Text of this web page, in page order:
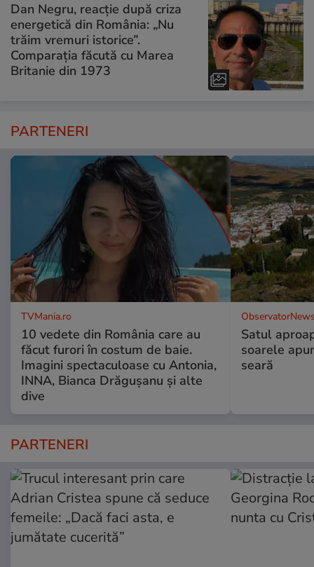
Dan Negru, reacție după criza
energetică din România: „Nu
trăim vremuri istorice”.
Comparația făcută cu Marea
Britanie din 1973
PARTENERI
TVMania.ro
10 vedete din România care au
făcut furori în costum de baie.
Imagini spectaculoase cu Antonia,
INNA, Bianca Drăgușanu și alte
dive
Satul
soarele
seară
PARTENERI